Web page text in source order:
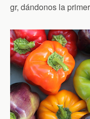
gr, dándonos la